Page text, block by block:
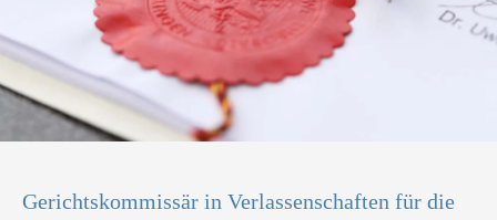
Gerichtskommissär in Verlassenschaften für die